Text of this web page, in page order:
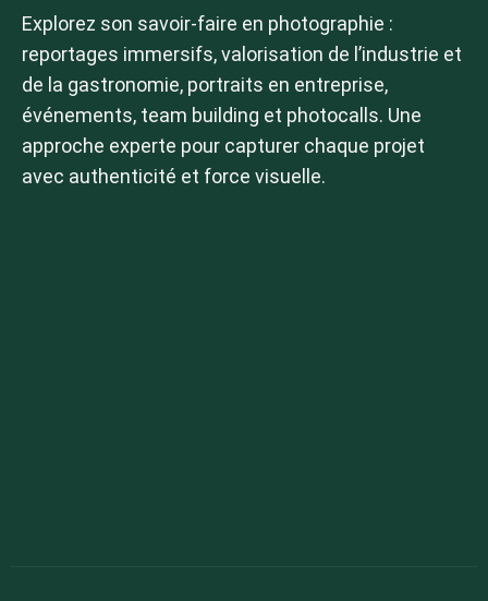
Tirages d’art
Abstrait
Brume
Graphite
Explorez son savoir-faire en photographie :
reportages immersifs, valorisation de l’industrie et
de la gastronomie, portraits en entreprise,
événements, team building et photocalls. Une
approche experte pour capturer chaque projet
avec authenticité et force visuelle.